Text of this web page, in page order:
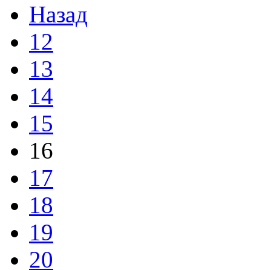
Назад
12
13
14
15
16
17
18
19
20